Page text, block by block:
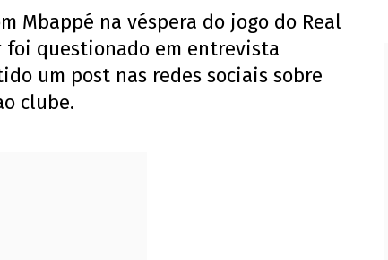
Mbappé na véspera do jogo do Real
questionado em entrevista
um post nas redes sociais sobre
clube.